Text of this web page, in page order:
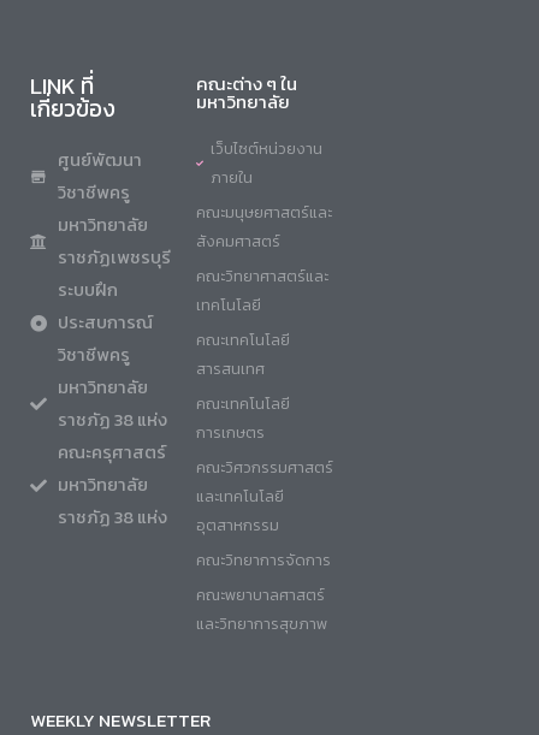
LINK ที่
เกี่ยวข้อง
ศูนย์พัฒนา
วิชาชีพครู
มหาวิทยาลัย
ราชภัฏเพชรบุรี
ระบบฝึก
ประสบการณ์
วิชาชีพครู
มหาวิทยาลัย
ราชภัฏ 38 แห่ง
คณะครุศาสตร์
มหาวิทยาลัย
ราชภัฏ 38 แห่ง
คณะต่าง ๆ ใน
มหาวิทยาลัย
เว็บไซต์หน่วยงาน
ภายใน
คณะมนุษยศาสตร์และ
สังคมศาสตร์
คณะวิทยาศาสตร์และ
เทคโนโลยี
คณะเทคโนโลยี
สารสนเทศ
คณะเทคโนโลยี
การเกษตร
คณะวิศวกรรมศาสตร์
และเทคโนโลยี
อุตสาหกรรม
คณะวิทยาการจัดการ
คณะพยาบาลศาสตร์
และวิทยาการสุขภาพ
WEEKLY NEWSLETTER